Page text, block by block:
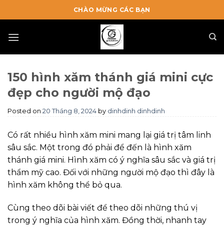
to
CHÀO MỪNG CÁC BẠN
150 hình xăm thánh giá mini cực
đẹp cho người mộ đạo
Posted on 20 Tháng 8, 2024 by dinhdinh dinhdinh
Có rất nhiều hình xăm mini mang lại giá trị tâm linh
sâu sắc. Một trong đó phải để đến là hình xăm
thánh giá mini. Hình xăm có ý nghĩa sâu sắc và giá trị
thẩm mỹ cao. Đối với những người mộ đạo thì đây là
hình xăm không thể bỏ qua.
Cùng theo dõi bài viết để theo dõi những thú vị
trong ý nghĩa của hình xăm. Đồng thời, nhanh tay